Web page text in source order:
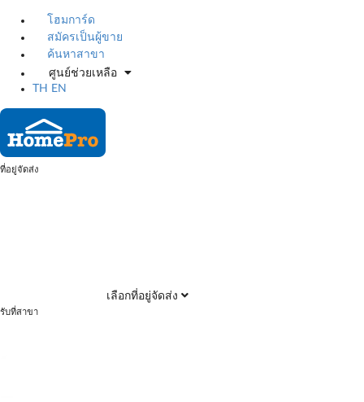
โฮมการ์ด
สมัครเป็นผู้ขาย
ค้นหาสาขา
ศูนย์ช่วยเหลือ
TH
EN
ที่อยู่จัดส่ง
เลือกที่อยู่จัดส่ง
รับที่สาขา